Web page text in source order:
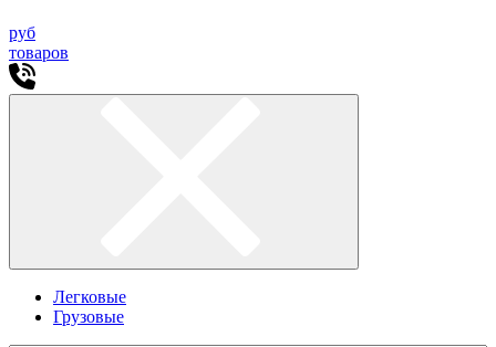
руб
товаров
Легковые
Грузовые